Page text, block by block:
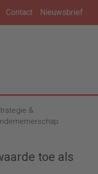
Contact Nieuwsbrief
&
toe als